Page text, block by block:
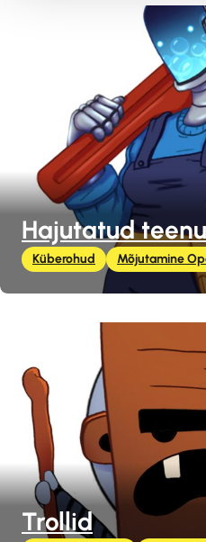
Hajutatud
Küberohud Mõjutamine
Trollid